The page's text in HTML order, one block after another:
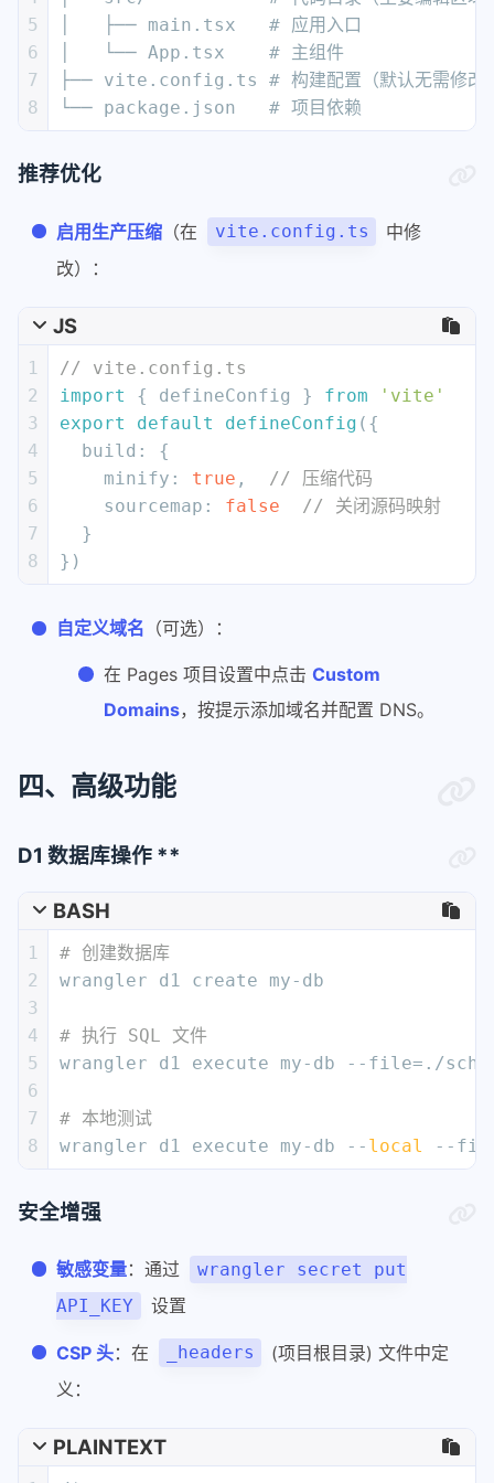
5
6
7
8
│   ├── main.tsx   # 应用入口
│   └── App.tsx    # 主组件
├── vite.config.ts # 构建配置（默认无需修改
└── package.json   # 项目依赖
推荐优化
启用生产压缩 （在 vite.config.ts
中修
改）：
JS
1
2
3
4
5
6
7
8
// vite.config.ts
import
{ defineConfig } from
'vite'
export
default defineConfig ({
build : {
minify : true , // 压缩代码
sourcemap : false
// 关闭源码映射
  }
})
自定义域名 （可选）：
在 Pages 项目设置中点击 Custom
Domains，按提示添加域名并配置 DNS。
四、高级功能
D1 数据库操作 **
BASH
1
2
3
4
5
6
7
8
# 创建数据库
wrangler d1 create my-db
# 执行 SQL 文件
wrangler d1 execute my-db --file=./
# 本地测试
wrangler d1 execute my-db -- local --
安全增强
敏感变量：通过
wrangler secret put
API_KEY
设置
CSP 头：在 _headers
(项目根目录) 文件中定
义：
PLAINTEXT